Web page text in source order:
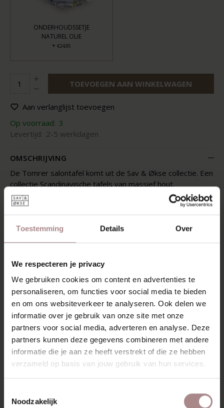
Toestemming Details Over
We respecteren je privacy
We gebruiken cookies om content en advertenties te
personaliseren, om functies voor social media te bieden
en om ons websiteverkeer te analyseren. Ook delen we
informatie over je gebruik van onze site met onze
partners voor social media, adverteren en analyse. Deze
partners kunnen deze gegevens combineren met andere
informatie die je aan ze heeft verstrekt of die ze hebben
verzameld op basis van jouw gebruik van hun services.
Noodzakelijk
ONDERHOUDSSETJE
NATUREL OLIE
+ €24,95
TOEVOEGEN AAN WINKELWAGEN
Aan verlanglijst toevoegen
Op voorraad: 3
Levertijd: 2-5 werkdagen
OMSCHRIJVING
De Tomrer salontafel komt uit de Sav & Økse collectie. Een
collectie Scandinavische tafels van massief hout.
Kenmerkend in hun eenvoud en kwaliteit. Dit zie je goed
terug bij de Tomrer salontafel. Een tafeltje met een ranke
constructie en een vrij liggend blad. Hierdoor oogt het
tafeltje licht en zacht. De randen zijn verjongd en de
afgeronde hoeken. Zowel de driehoekige als deze ronde
salontafel met vier poten beschikbaar.
De ronde Tomrer salontafel ademt de Scandinavische stijl,
maar laat zich ook goed combineren met andere stijlen.
Kies voor één tafeltje als centraal pronkstok of ga voor
een combinatie van meerdere houten salontafeltjes bij
elkaar. Kies dan voor verschillende afmetingen of tafeltjes
in verschillende stijlen.
KENMERKEN
VERPAKKING & MONTAGE